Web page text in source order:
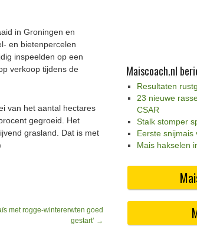
in Groningen en
en bietenpercelen
inspeelden op een
verkoop tijdens de
van het aantal hectares
gegroeid. Het
grasland. Dat is met
met rogge-wintererwten goed
gestart’ →
Maiscoach.nl
Resultaten
23 nieuwe
CSAR
Stalk stomper
Eerste snijmais
Mais hakselen